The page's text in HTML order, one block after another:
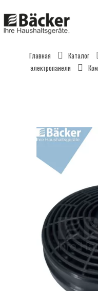
Главная Каталог
электропанели